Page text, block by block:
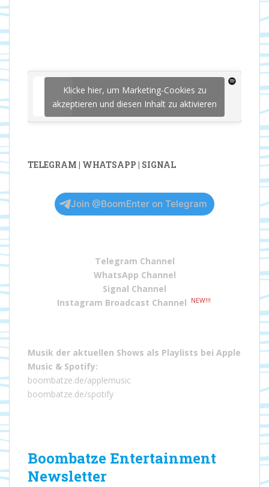
Klicke hier, um Marketing-Cookies zu
akzeptieren und diesen Inhalt zu aktivieren
TELEGRAM | WHATSAPP | SIGNAL
Join @BoomEnter on Telegram
Telegram Channel
WhatsApp Channel
Signal Channel
Instagram Broadcast Channel
NEW!!!
Musik der aktuellen Shows als Playlists bei Apple
Music & Spotify:
boombatze.de/applemusic
boombatze.de/spotify
Boombatze Entertainment
Newsletter